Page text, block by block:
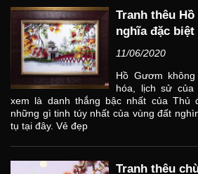
Tranh thêu
nghĩa đặc
11/06/2020
Hồ Gươm
hóa, lịch sử
xem là danh thắng bậc nhất của Thủ
những gì tinh túy nhất của vùng đất
tụ tại đây. Vẻ đẹp
Tranh thêu